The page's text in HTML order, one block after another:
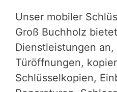
Unser mobiler
Groß Buchholz
Dienstleistungen
Türöffnungen,
Schlüsselkopien,